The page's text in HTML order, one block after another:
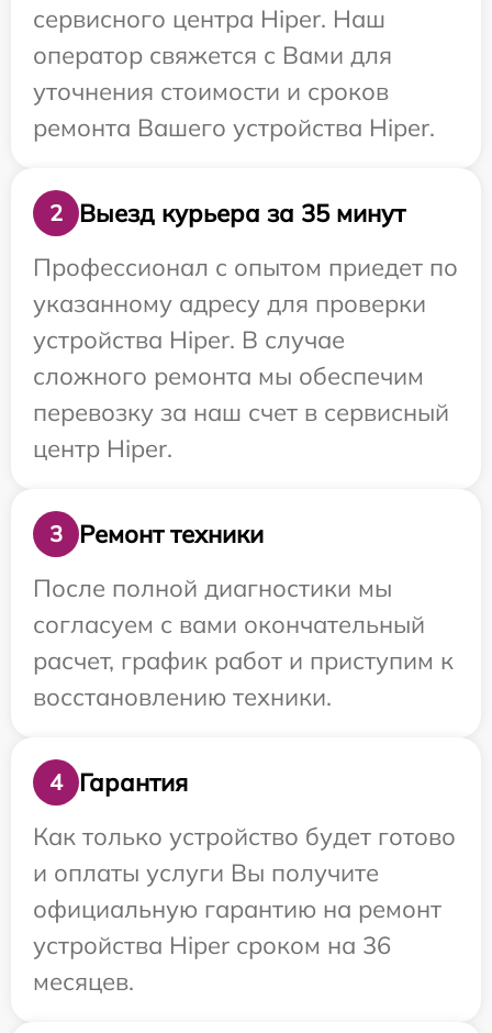
сервисного центра Hiper. Наш
оператор свяжется с Вами для
уточнения стоимости и сроков
ремонта Вашего устройства Hiper.
2
Выезд курьера за 35 минут
Профессионал с опытом приедет по
указанному адресу для проверки
устройства Hiper. В случае
сложного ремонта мы обеспечим
перевозку за наш счет в сервисный
центр Hiper.
3
Ремонт техники
После полной диагностики мы
согласуем с вами окончательный
расчет, график работ и приступим к
восстановлению техники.
4
Гарантия
Как только устройство будет готово
и оплаты услуги Вы получите
официальную гарантию на ремонт
устройства Hiper сроком на 36
месяцев.